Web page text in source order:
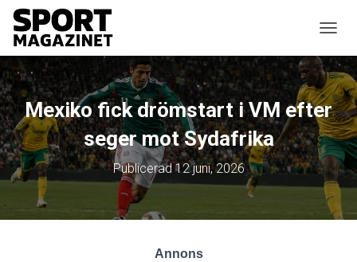
Mexiko fick drömstart i VM efter
seger mot Sydafrika
Publicerad12 juni, 2026
Annons